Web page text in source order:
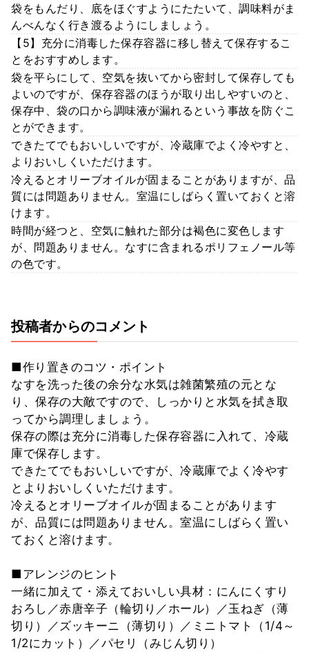
袋をもんだり、底をほぐすようにたたいて、調味料がま
んべんなく行き渡るようにしましょう。
【5】充分に消毒した保存容器に移し替えて保存するこ
とをおすすめします。
袋を平らにして、空気を抜いてから密封して保存しても
よいのですが、保存容器のほうが取り出しやすいのと、
保存中、袋の口から調味液が漏れるという事故を防ぐこ
とができます。
できたてでもおいしいですが、冷蔵庫でよく冷やすと、
よりおいしくいただけます。
冷えるとオリーブオイルが固まることがありますが、品
質には問題ありません。室温にしばらく置いておくと溶
けます。
時間が経つと、空気に触れた部分は褐色に変色します
が、問題ありません。なすに含まれるポリフェノール等
の色です。
投稿者からのコメント
■作り置きのコツ・ポイント
なすを洗った後の余分な水気は雑菌繁殖の元とな
り、保存の大敵ですので、しっかりと水気を拭き取
ってから調理しましょう。
保存の際は充分に消毒した保存容器に入れて、冷蔵
庫で保存します。
できたてでもおいしいですが、冷蔵庫でよく冷やす
とよりおいしくいただけます。
冷えるとオリーブオイルが固まることがあります
が、品質には問題ありません。室温にしばらく置い
ておくと溶けます。
■アレンジのヒント
一緒に加えて・添えておいしい具材：にんにくすり
おろし／赤唐辛子（輪切り／ホール）／玉ねぎ（薄
切り）／ズッキーニ（薄切り）／ミニトマト（1/4～
1/2にカット）／パセリ（みじん切り）